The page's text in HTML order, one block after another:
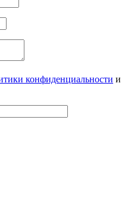
конфиденциальности и